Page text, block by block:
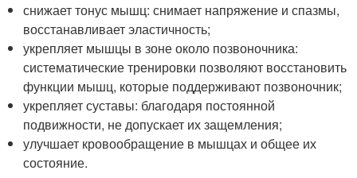
снижает тонус мышц: снимает напряжение и спазмы,
восстанавливает эластичность;
укрепляет мышцы в зоне около позвоночника:
систематические тренировки позволяют восстановить
функции мышц, которые поддерживают позвоночник;
укрепляет суставы: благодаря постоянной
подвижности, не допускает их защемления;
улучшает кровообращение в мышцах и общее их
состояние.